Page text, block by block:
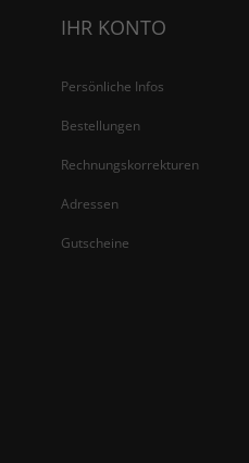
IHR KONTO
Persönliche Infos
Bestellungen
Rechnungskorrekturen
Adressen
Gutscheine